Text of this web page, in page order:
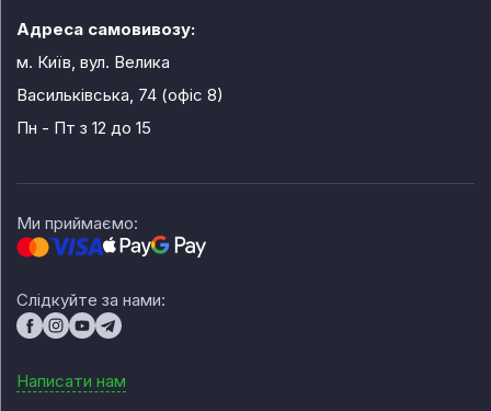
Адреса самовивозу:
м. Київ, вул. Велика
Васильківська, 74 (офіс 8)
Пн - Пт з 12 до 15
Ми приймаємо:
Слідкуйте за нами:
Написати нам